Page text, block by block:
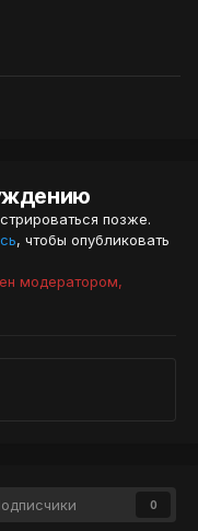
позже.
, чтобы опубликовать
модератором,
0